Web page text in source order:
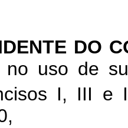
DO
no uso de
I, III e